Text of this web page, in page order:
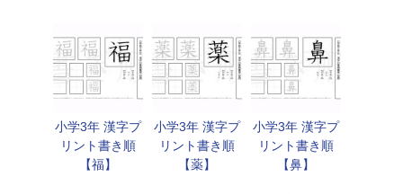
小学3年 漢字プ
リント書き順
【福】
小学3年 漢字プ
リント書き順
【薬】
小学3年 漢字プ
リント書き順
【鼻】